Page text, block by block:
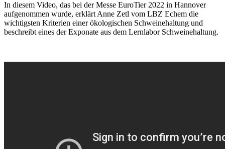
In diesem Video, das bei der Messe EuroTier 2022 in Hannover
aufgenommen wurde, erklärt Anne Zetl vom LBZ Echem die
wichtigsten Kriterien einer ökologischen Schweinehaltung und
beschreibt eines der Exponate aus dem Lernlabor Schweinehaltung.